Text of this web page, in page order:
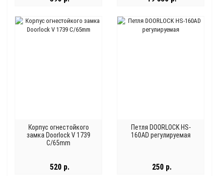
Корпус огнестойкого
замка Doorlock V 1739
С/65mm
520 р.
Петля DOORLOCK HS-
160AD регулируемая
250 р.